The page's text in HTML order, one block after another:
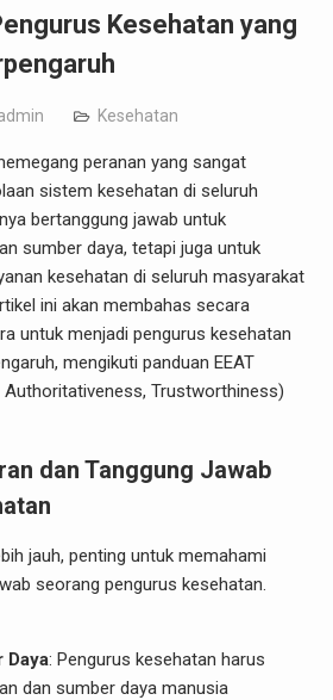
Kesehatan yang
Kesehatan
peranan yang sangat
sistem kesehatan di seluruh
bertanggung jawab untuk
sumber daya, tetapi juga untuk
kesehatan di seluruh masyarakat
ini akan membahas secara
untuk menjadi pengurus kesehatan
mengikuti panduan EEAT
Authoritativeness, Trustworthiness)
dan Tanggung Jawab
jauh, penting untuk memahami
seorang pengurus kesehatan.
Daya: Pengurus kesehatan harus
dan sumber daya manusia